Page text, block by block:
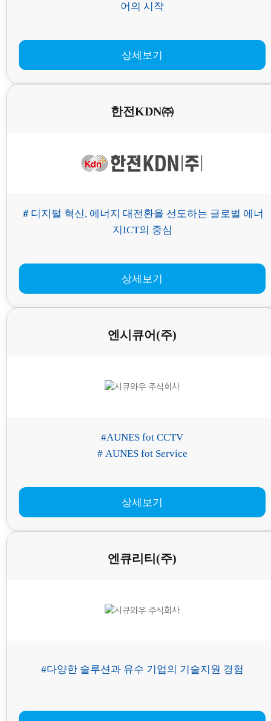
어의 시작
상세보기
한전KDN㈜
＃디지털 혁신, 에너지 대전환을 선도하는 글로벌 에너
지ICT의 중심
상세보기
엔시큐어(주)
#AUNES fot CCTV
# AUNES fot Service
상세보기
엔큐리티(주)
#다양한 솔루션과 유수 기업의 기술지원 경험